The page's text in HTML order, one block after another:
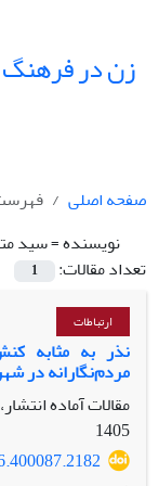
زن در
صفحه اصلی
نویسنده =سید
تعداد مقالات:
1
ارتباطات
نذر به مثابه
مردم‌نگارانه در
مقالات آماده
1405